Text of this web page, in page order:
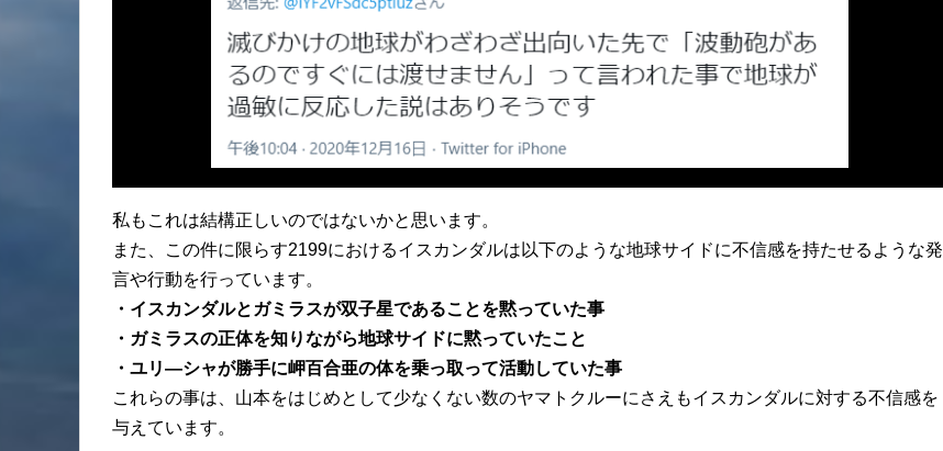
私もこれは結構正しいのではないかと思います。
また、この件に限らす2199におけるイスカンダルは以下のような地球サイドに不信感を持たせるような発
言や行動を行っています。
・イスカンダルとガミラスが双子星であることを黙っていた事
・ガミラスの正体を知りながら地球サイドに黙っていたこと
・ユリ―シャが勝手に岬百合亜の体を乗っ取って活動していた事
これらの事は、山本をはじめとして少なくない数のヤマトクルーにさえもイスカンダルに対する不信感を
与えています。